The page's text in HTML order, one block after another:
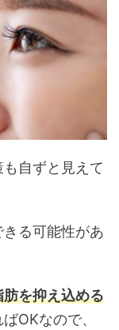
自ずと見えて
る可能性があ
肪を抑え込める
OKなので、